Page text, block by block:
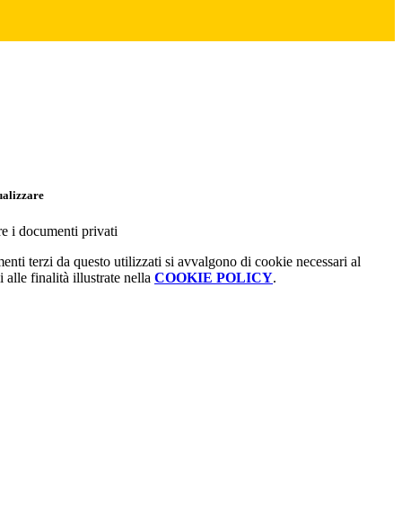
i documenti privati
terzi da questo utilizzati si avvalgono di cookie necessari al
alle finalità illustrate nella COOKIE POLICY.